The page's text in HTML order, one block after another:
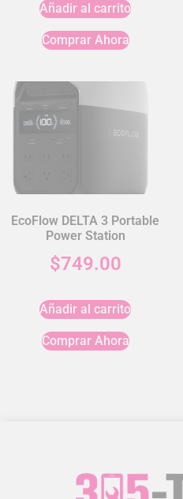
Añadir al carrito
Comprar Ahora
EcoFlow DELTA 3 Portable
Power Station
$749.00
Añadir al carrito
Comprar Ahora